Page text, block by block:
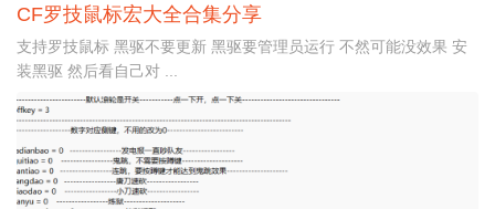
CF罗技鼠标宏大全合集分享
支持罗技鼠标 黑驱不要更新 黑驱要管理员运行 不然可能没效果 安
装黑驱 然后看自己对 ...